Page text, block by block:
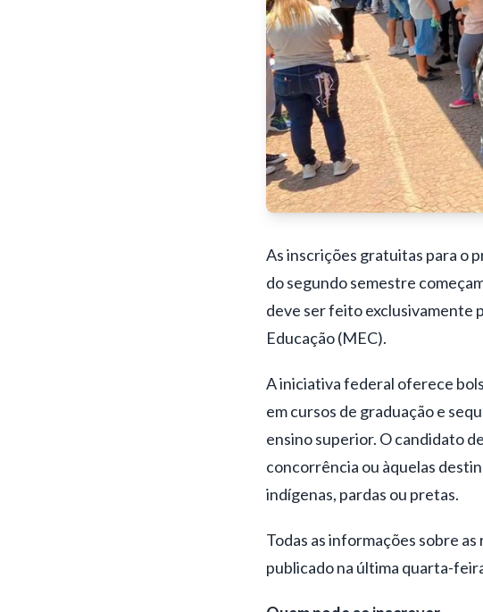
As inscrições gratuitas para o
do segundo semestre
deve ser feito exclusivamente
Educação (MEC).
A iniciativa federal oferece
em cursos de graduação e
ensino superior. O candidato
concorrência ou àquelas
indígenas, pardas ou pretas.
Todas as informações sobre
publicado na última quarta-